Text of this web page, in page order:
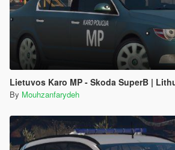
Lietuvos Karo MP - Skoda SuperB |
By Mouhzanfarydeh